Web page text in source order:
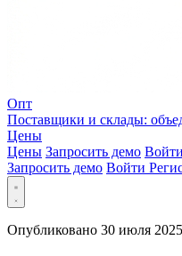
Опт
Поставщики и склады:
Цены
Цены Запросить демо Войти
Запросить демо Войти
Опубликовано 30 июля 2025